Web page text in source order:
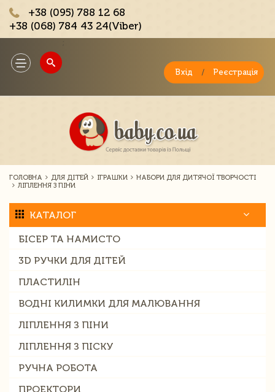
+38 (095) 788 12 68
+38 (068) 784 43 24(Viber)
Toggle
navigation
Вхід / Реєстрація
ГОЛОВНА ДЛЯ ДІТЕЙ ІГРАШКИ
НАБОРИ ДЛЯ ДИТЯЧОЇ ТВОРЧОСТІ
ЛІПЛЕННЯ З ПІНИ
КАТАЛОГ
БІСЕР ТА НАМИСТО
3D РУЧКИ ДЛЯ ДІТЕЙ
ПЛАСТИЛІН
ВОДНІ КИЛИМКИ ДЛЯ МАЛЮВАННЯ
ЛІПЛЕННЯ З ПІНИ
ЛІПЛЕННЯ З ПІСКУ
РУЧНА РОБОТА
ПРОЕКТОРИ